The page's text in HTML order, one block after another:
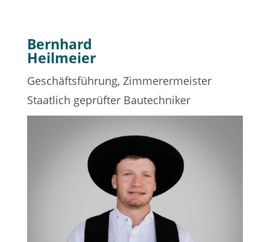
Bernhard
Heilmeier
Geschäftsführung, Zimmerermeister
Staatlich geprüfter Bautechniker